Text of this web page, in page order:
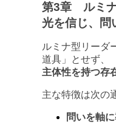
第3章 ルミナ
光を信じ、問
ルミナ型リーダ
道具」とせず、
主体性を持つ存
主な特徴は次の
問いを軸に